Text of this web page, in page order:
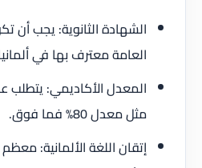
الشهادة الثانوية: يجب أن
العامة معترف بها في
المعدل الأكاديمي: يتطلب
مثل معدل 80% فما فوق.
إتقان اللغة الألمانية: